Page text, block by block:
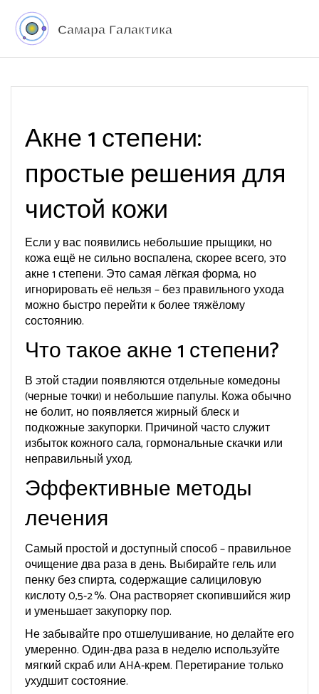
Акне 1 степени:
простые решения для
чистой кожи
Если у вас появились небольшие прыщики, но
кожа ещё не сильно воспалена, скорее всего, это
акне 1 степени. Это самая лёгкая форма, но
игнорировать её нельзя – без правильного ухода
можно быстро перейти к более тяжёлому
состоянию.
Что такое акне 1 степени?
В этой стадии появляются отдельные комедоны
(черные точки) и небольшие папулы. Кожа обычно
не болит, но появляется жирный блеск и
подкожные закупорки. Причиной часто служит
избыток кожного сала, гормональные скачки или
неправильный уход.
Эффективные методы
лечения
Самый простой и доступный способ – правильное
очищение два раза в день. Выбирайте гель или
пенку без спирта, содержащие салициловую
кислоту 0,5‑2 %. Она растворяет скопившийся жир
и уменьшает закупорку пор.
Не забывайте про отшелушивание, но делайте его
умеренно. Один‑два раза в неделю используйте
мягкий скраб или AHA‑крем. Перетирание только
ухудшит состояние.